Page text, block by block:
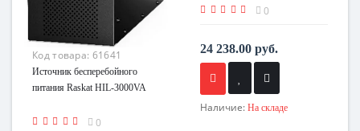
Код товара: 61641
Источник бесперебойного
питания Raskat HIL-3000VA
0
0
24 238.00 руб.
Наличие: На складе